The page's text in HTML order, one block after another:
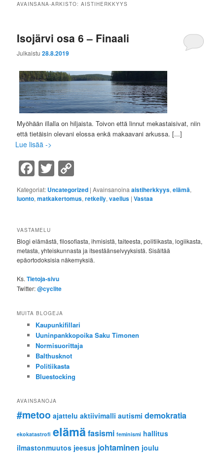
AVAINSANA-ARKISTO:AISTIHERKKYYS
Isojärvi osa 6 – Finaali
Julkaistu28.8.2019
Myöhään illalla on hiljaista. Toivon että linnut mekastaisivat, niin
että tietäisin olevani elossa enkä makaavani arkussa.[...]
Lue lisää ->
Facebook
Twitter
Link
Kategoriat: Uncategorized |Avainsanoina aistiherkkyys,elämä,
luonto,matkakertomus,retkeily,vaellus |Vastaa
VASTAMELU
Blogi elämästä, filosofiasta, ihmisistä, taiteesta, politiikasta, logiikasta,
metasta, yhteiskunnasta ja itsestäänselvyyksistä. Sisältää
epäortodoksisia näkemyksiä.
Ks.Tietoja-sivu
Twitter:@cyclite
MUITA BLOGEJA
Kaupunkifillari
Uuninpankkopoika Saku Timonen
Normisuorittaja
Balthusknot
Politiikasta
Bluestocking
AVAINSANOJA
#metoo ajattelu aktiivimalli autismi demokratia
ekokatastrofi elämäfasismi feminismi hallitus
ilmastonmuutos jeesus johtaminen joulu